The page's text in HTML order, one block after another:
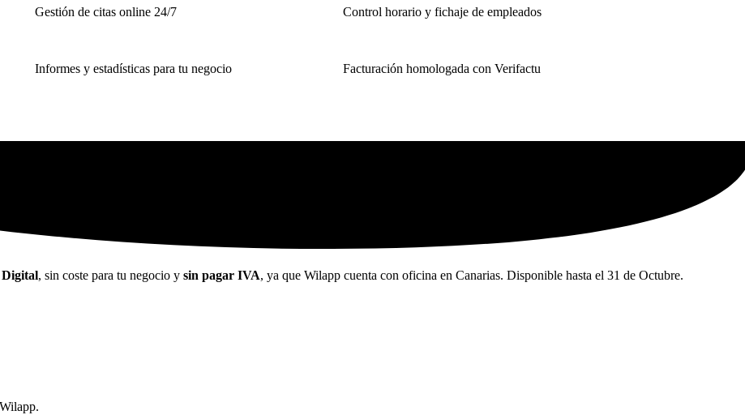
Gestión de citas online 24/7 Control horario y fichaje de empleados
Informes y estadísticas para tu negocio Facturación homologada con Verifactu
Digital, sin coste para tu negocio y sin pagar IVA, ya que Wilapp cuenta con oficina en Canarias. Disponible hasta el 31 de Octubre.